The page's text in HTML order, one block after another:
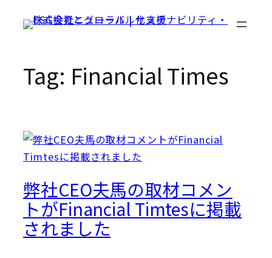
Tag: Financial Times
弊社CEO夫馬の取材コメン
トがFinancial Timtesに掲載
されました